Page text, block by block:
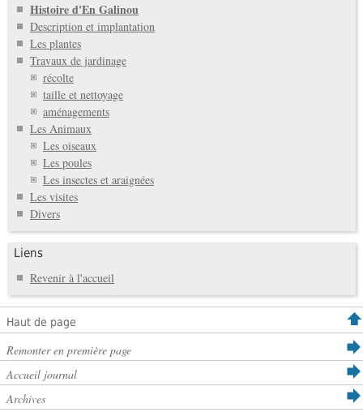
Histoire d'En Galinou
Description et implantation
Les plantes
Travaux de jardinage
récolte
taille et nettoyage
aménagements
Les Animaux
Les oiseaux
Les poules
Les insectes et araignées
Les visites
Divers
Liens
Revenir à l'accueil
Haut de page
Remonter en première page
Accueil journal
Archives